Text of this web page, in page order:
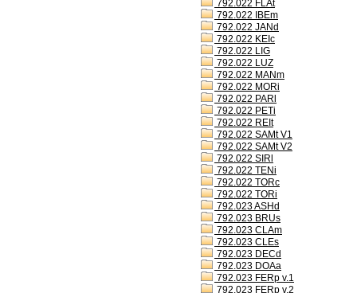
792.022 FLAt
792.022 IBEm
792.022 JANd
792.022 KEIc
792.022 LIG
792.022 LUZ
792.022 MANm
792.022 MORi
792.022 PARl
792.022 PETi
792.022 REIt
792.022 SAMt V1
792.022 SAMt V2
792.022 SIRl
792.022 TENi
792.022 TORc
792.022 TORi
792.023 ASHd
792.023 BRUs
792.023 CLAm
792.023 CLEs
792.023 DECd
792.023 DOAa
792.023 FERp v.1
792.023 FERp v.2